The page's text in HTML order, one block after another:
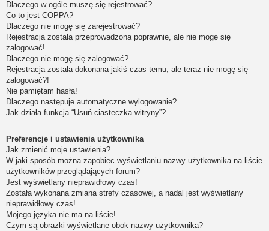
Dlaczego w ogóle muszę się rejestrować?
Co to jest COPPA?
Dlaczego nie mogę się zarejestrować?
Rejestracja została przeprowadzona poprawnie, ale nie mogę się
zalogować!
Dlaczego nie mogę się zalogować?
Rejestracja została dokonana jakiś czas temu, ale teraz nie mogę się
zalogować?!
Nie pamiętam hasła!
Dlaczego następuje automatyczne wylogowanie?
Jak działa funkcja “Usuń ciasteczka witryny”?
Preferencje i ustawienia użytkownika
Jak zmienić moje ustawienia?
W jaki sposób można zapobiec wyświetlaniu nazwy użytkownika na liście
użytkowników przeglądających forum?
Jest wyświetlany nieprawidłowy czas!
Została wykonana zmiana strefy czasowej, a nadal jest wyświetlany
nieprawidłowy czas!
Mojego języka nie ma na liście!
Czym są obrazki wyświetlane obok nazwy użytkownika?